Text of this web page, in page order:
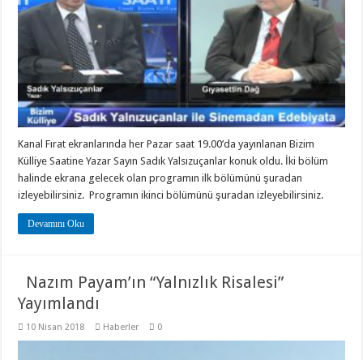
Kanal Fırat ekranlarında her Pazar saat 19.00’da yayınlanan Bizim
Külliye Saatine Yazar Sayın Sadık Yalsızuçanlar konuk oldu. İki bölüm
halinde ekrana gelecek olan programın ilk bölümünü şuradan
izleyebilirsiniz. Programın ikinci bölümünü şuradan izleyebilirsiniz.
Devamını Oku
Nazım Payam’ın “Yalnızlık Risalesi”
Yayımlandı
10 Nisan 2018 Haberler 0